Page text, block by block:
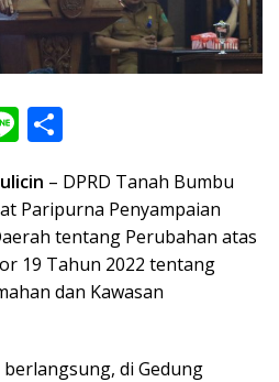
Li
e ar
e
– DPRD Tanah Bumbu
Paripurna Penyampaian
tentang Perubahan atas
19 Tahun 2022 tentang
dan Kawasan
di Gedung